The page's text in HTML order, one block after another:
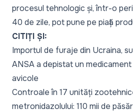
procesul tehnologic și, într-o
40 de zile, pot pune pe piață
CITIȚI ȘI:
Importul de furaje din Ucraina,
ANSA a depistat un
avicole
Controale în 17 unități
metronidazolului: 110 mii de